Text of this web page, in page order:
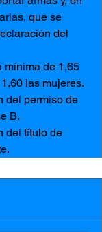
que se
del
mínima de 1,65
las mujeres.
del permiso de
B.
del título de